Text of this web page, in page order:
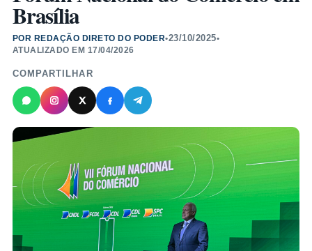
Brasília
POR REDAÇÃO DIRETO DO PODER•23/10/2025•
ATUALIZADO EM 17/04/2026
COMPARTILHAR